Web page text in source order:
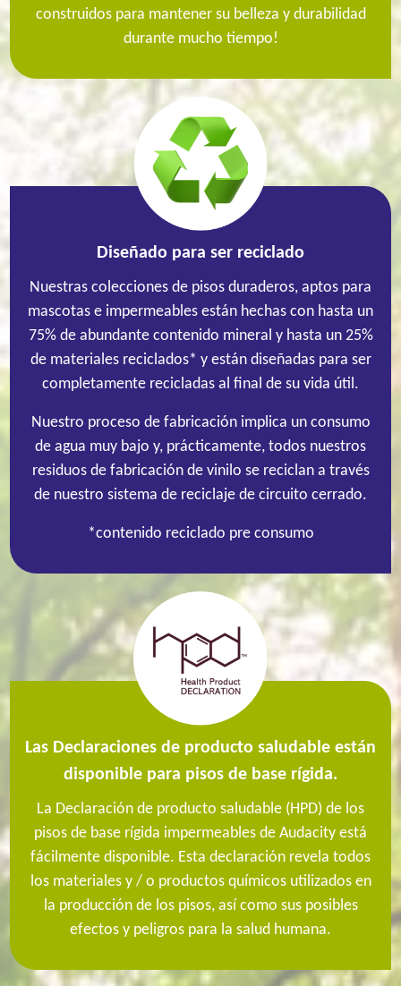
construidos para mantener su belleza y durabilidad
durante mucho tiempo!
Diseñado para ser reciclado
Nuestras colecciones de pisos duraderos, aptos para
mascotas e impermeables están hechas con hasta un
75% de abundante contenido mineral y hasta un 25%
de materiales reciclados* y están diseñadas para ser
completamente recicladas al final de su vida útil.
Nuestro proceso de fabricación implica un consumo
de agua muy bajo y, prácticamente, todos nuestros
residuos de fabricación de vinilo se reciclan a través
de nuestro sistema de reciclaje de circuito cerrado.
*contenido reciclado pre consumo
Las Declaraciones de producto saludable están
disponible para pisos de base rígida.
La Declaración de producto saludable (HPD) de los
pisos de base rígida impermeables de Audacity está
fácilmente disponible. Esta declaración revela todos
los materiales y / o productos químicos utilizados en
la producción de los pisos, así como sus posibles
efectos y peligros para la salud humana.